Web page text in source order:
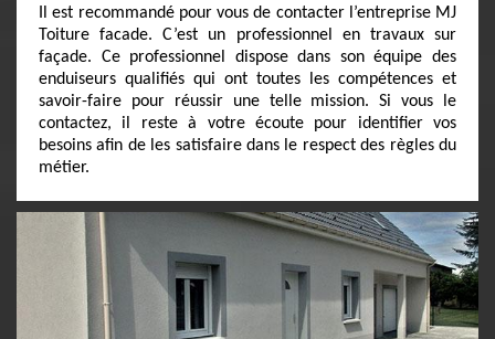
Il est recommandé pour vous de contacter l’entreprise MJ
Toiture facade. C’est un professionnel en travaux sur
façade. Ce professionnel dispose dans son équipe des
enduiseurs qualifiés qui ont toutes les compétences et
savoir-faire pour réussir une telle mission. Si vous le
contactez, il reste à votre écoute pour identifier vos
besoins afin de les satisfaire dans le respect des règles du
métier.